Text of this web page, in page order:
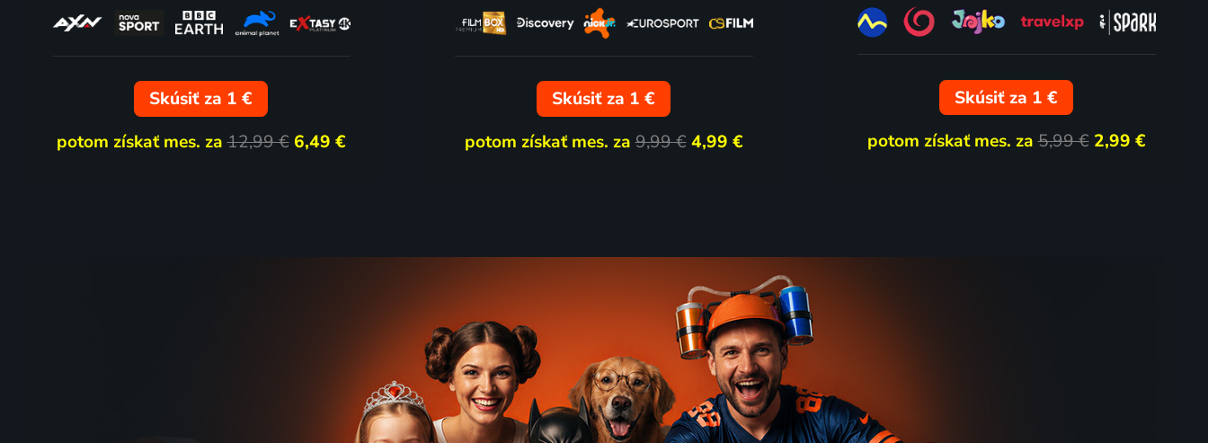
Skúsiť za 1 €
potom získať mes. za12,99 € 6,49 €
Skúsiť za 1 €
potom získať mes. za9,99 € 4,99 €
Skúsiť za 1 €
potom získať mes. za5,99 € 2,99 €